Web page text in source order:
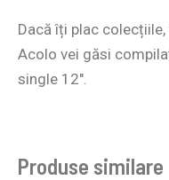
Dacă îți plac
Acolo vei găsi
single 12″.
Produse similare